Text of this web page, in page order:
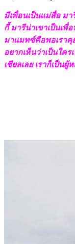
มีเพื่อนเป็นเเม่สื่อ ม
กี้ มารีน่าเขาเป็นเพื่อ
มาเเมทซ์คือพอเราคุ
อยากเห็นว่าเป็นใคร
เชียลเลย เราก็เป็น